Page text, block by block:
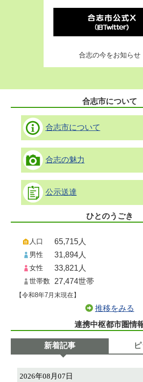
合志の今をお知らせ
合志市について
合志市について
合志の魅力
公示送達
ひとのうごき
人口 65,715人
男性 31,894人
女性 33,821人
世帯数 27,474世帯
【令和8年7月末現在】
推移をみる
連携中枢都市圏情